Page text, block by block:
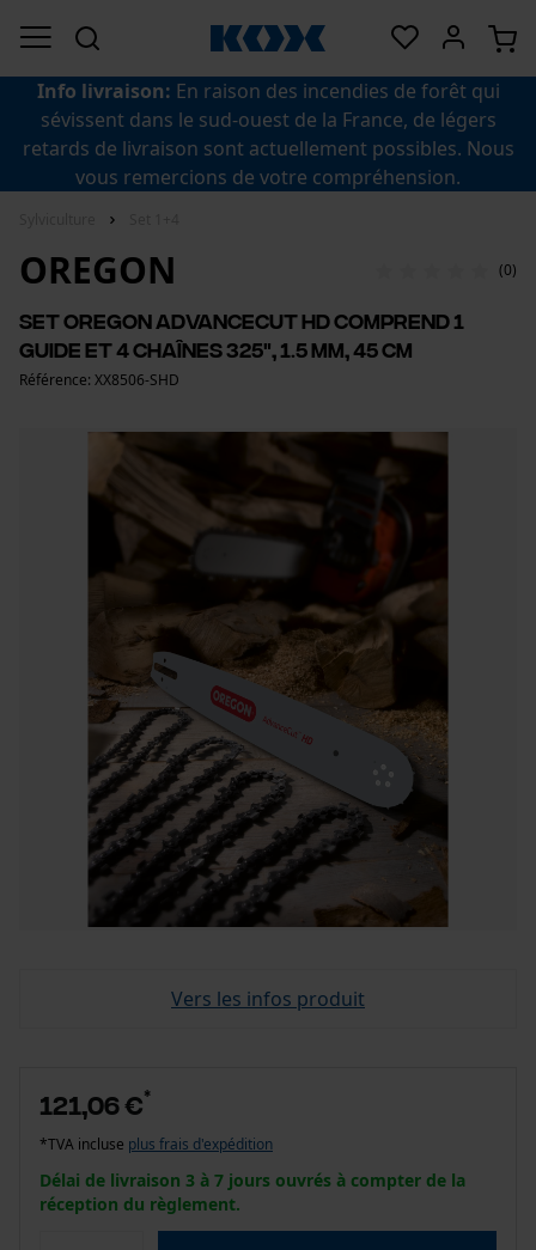
Info livraison: En raison des incendies de forêt qui
sévissent dans le sud-ouest de la France, de légers
retards de livraison sont actuellement possibles. Nous
vous remercions de votre compréhension.
OREGON (0)
Set Oregon AdvanceCut HD comprend 1
guide et 4 chaînes 325", 1.5 mm, 45 cm
Référence: XX8506-SHD
Vers les infos produit
121,06 €*
*TVA incluse plus frais d'expédition
Délai de livraison 3 à 7 jours ouvrés à compter de la
réception du règlement.